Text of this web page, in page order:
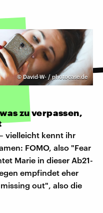
© David-W- / photocase.de
zu verpassen,
vielleicht kennt ihr
FOMO, also "Fear
Marie in dieser Ab21-
empfindet eher
out", also die